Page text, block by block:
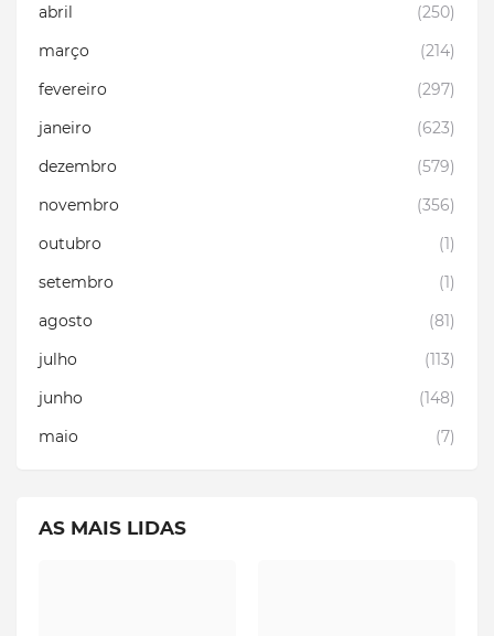
abril
(250)
março
(214)
fevereiro
(297)
janeiro
(623)
dezembro
(579)
novembro
(356)
outubro
(1)
setembro
(1)
agosto
(81)
julho
(113)
junho
(148)
maio
(7)
AS MAIS LIDAS